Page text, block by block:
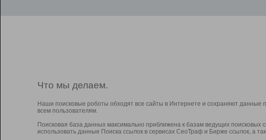
Что мы делаем.
Наши поисковые роботы обходят все сайты в Интернете и сохраняют данные
всем пользователям.
Поисковая база данных максимально приближена к базам ведущих поисковых
использовать данные Поиска ссылок в сервисах СеоТраф и Бирже ссылок, а